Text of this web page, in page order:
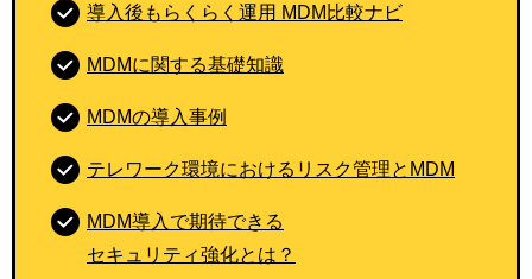
導入後もらくらく運用 MDM比較ナビ
MDMに関する基礎知識
MDMの導入事例
テレワーク環境におけるリスク管理とMDM
MDM導入で期待できる
セキュリティ強化とは？